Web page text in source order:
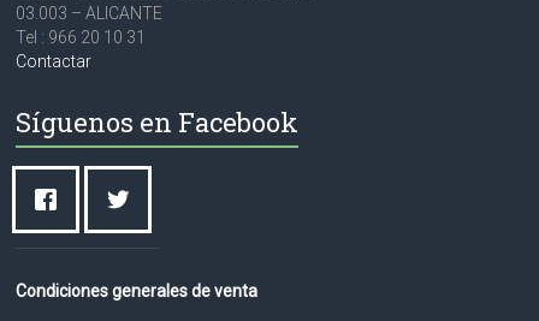
03.003 – ALICANTE
Tel : 966 20 10 31
Contactar
Síguenos en Facebook
Condiciones generales de venta